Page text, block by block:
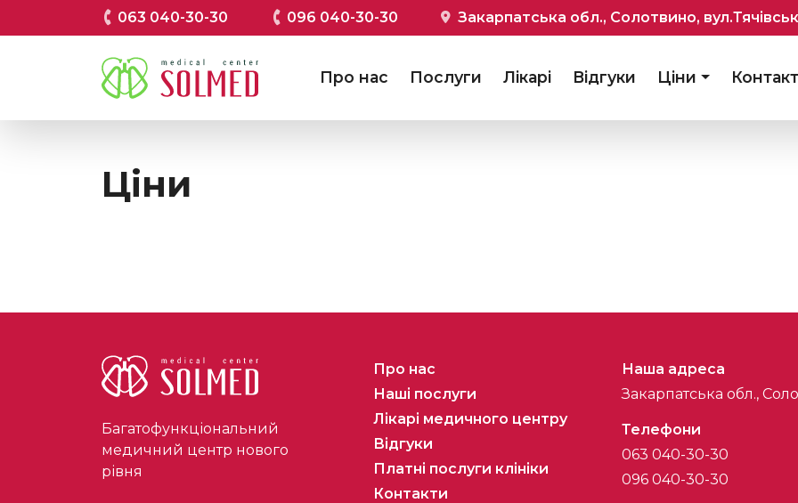
063 040-30-30 096 040-30-30 Закарпатська обл., Солотвино,
Про нас Послуги Лікарі Відгуки Ціни
Ціни
Багатофункціональний
медичний центр нового
рівня
Про нас
Наші послуги
Лікарі медичного центру
Відгуки
Платні послуги клініки
Контакти
Наша адреса
Закарпатська обл.,
Телефони
063 040-30-30
096 040-30-30